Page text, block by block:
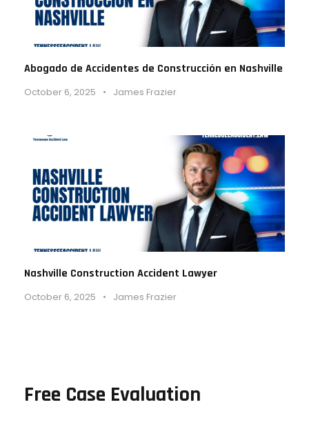
Abogado de Accidentes de Construcción en Nashville
October 6, 2025 • James Frazier
Nashville Construction Accident Lawyer
October 6, 2025 • James Frazier
Free Case Evaluation